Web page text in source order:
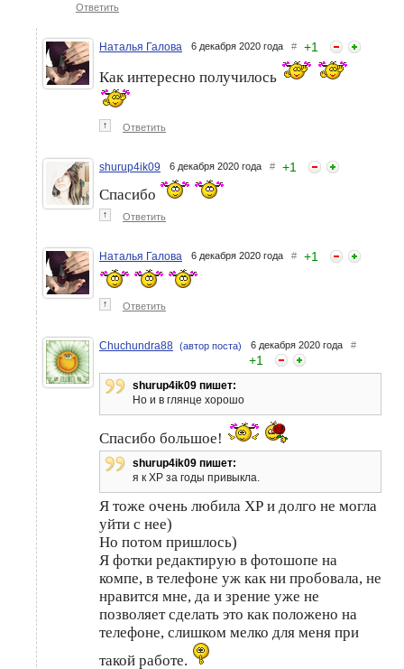
Ответить
Наталья Галова 6 декабря 2020 года # +1
Как интересно получилось
↑ Ответить
shurup4ik09 6 декабря 2020 года # +1
Спасибо
↑ Ответить
Наталья Галова 6 декабря 2020 года # +1
↑ Ответить
Chuchundra88 (автор поста) 6 декабря 2020 года #
+1
shurup4ik09 пишет:
Но и в глянце хорошо
Спасибо большое!
shurup4ik09 пишет:
я к XP за годы привыкла.
Я тоже очень любила ХР и долго не могла
уйти с нее)
Но потом пришлось)
Я фотки редактирую в фотошопе на
компе, в телефоне уж как ни пробовала, не
нравится мне, да и зрение уже не
позволяет сделать это как положено на
телефоне, слишком мелко для меня при
такой работе.